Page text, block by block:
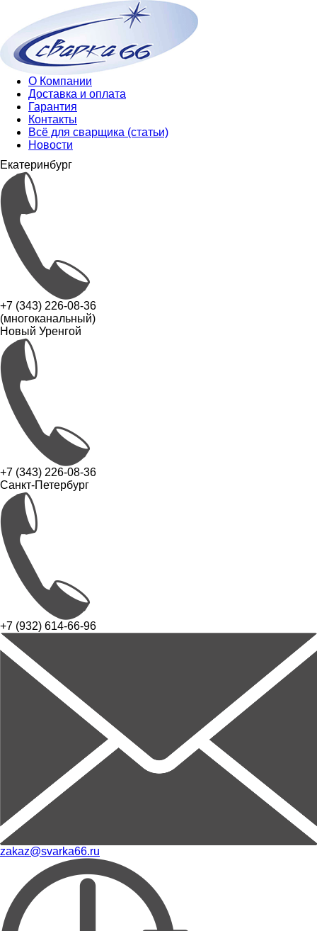
О Компании
Доставка и оплата
Гарантия
Контакты
Всё для сварщика (статьи)
Новости
Екатеринбург
+7 (343) 226-08-36
(многоканальный)
Новый Уренгой
+7 (343) 226-08-36
Санкт-Петербург
+7 (932) 614-66-96
zakaz@svarka66.ru